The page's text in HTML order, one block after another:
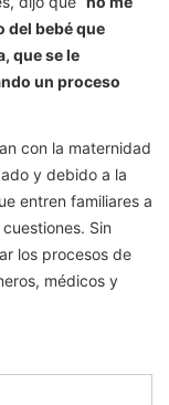
del bebé que
que se le
un proceso
con la maternidad
y debido a la
entren familiares a
Sin
los procesos de
médicos y